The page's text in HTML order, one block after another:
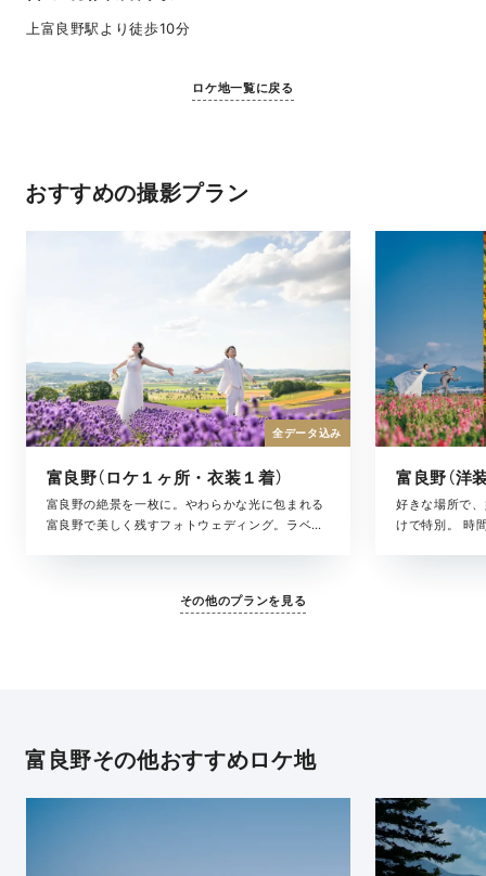
上富良野駅より徒歩10分
ロケ地一覧に戻る
おすすめの撮影プラン
富良野（ロケ１ヶ所・衣装１着）
富良野の絶景を一枚に。やわらかな光に包まれる
富良野で美しく残すフォトウェディング。ラベン
安心してお選びいただける、ベーシックなプラン
全データ込み
好きな場所で
けで特別。 時
その他のプランを見る
富良野その他おすすめロケ地